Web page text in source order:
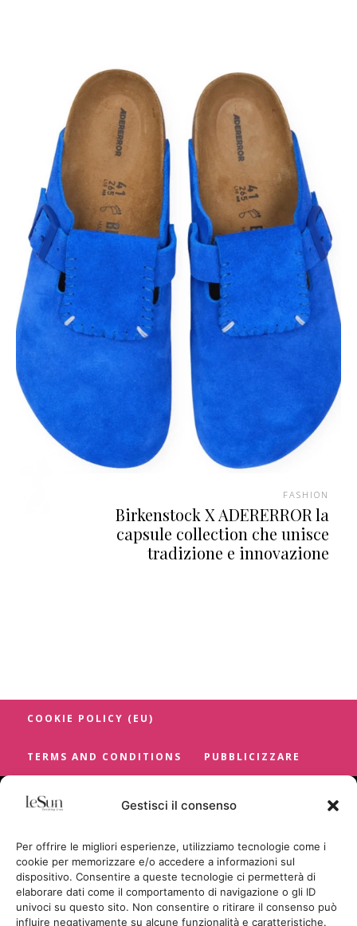
Gestisci il consenso
Per offrire le migliori esperienze, utilizziamo tecnologie come i
cookie per memorizzare e/o accedere a informazioni sul
dispositivo. Consentire a queste tecnologie ci permetterà di
elaborare dati come il comportamento di navigazione o gli ID
univoci su questo sito. Non consentire o ritirare il consenso può
influire negativamente su alcune funzionalità e caratteristiche.
FASHION
Birkenstock X ADERERROR la
capsule collection che unisce
tradizione e innovazione
COOKIE POLICY (EU)
TERMS AND CONDITIONS PUBBLICIZZARE